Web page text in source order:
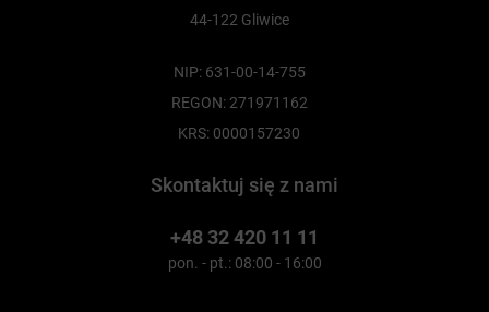
44-122 Gliwice
NIP: 631-00-14-755
REGON: 271971162
KRS: 0000157230
Skontaktuj się z nami
+48 32 420 11 11
pon. - pt.: 08:00 - 16:00